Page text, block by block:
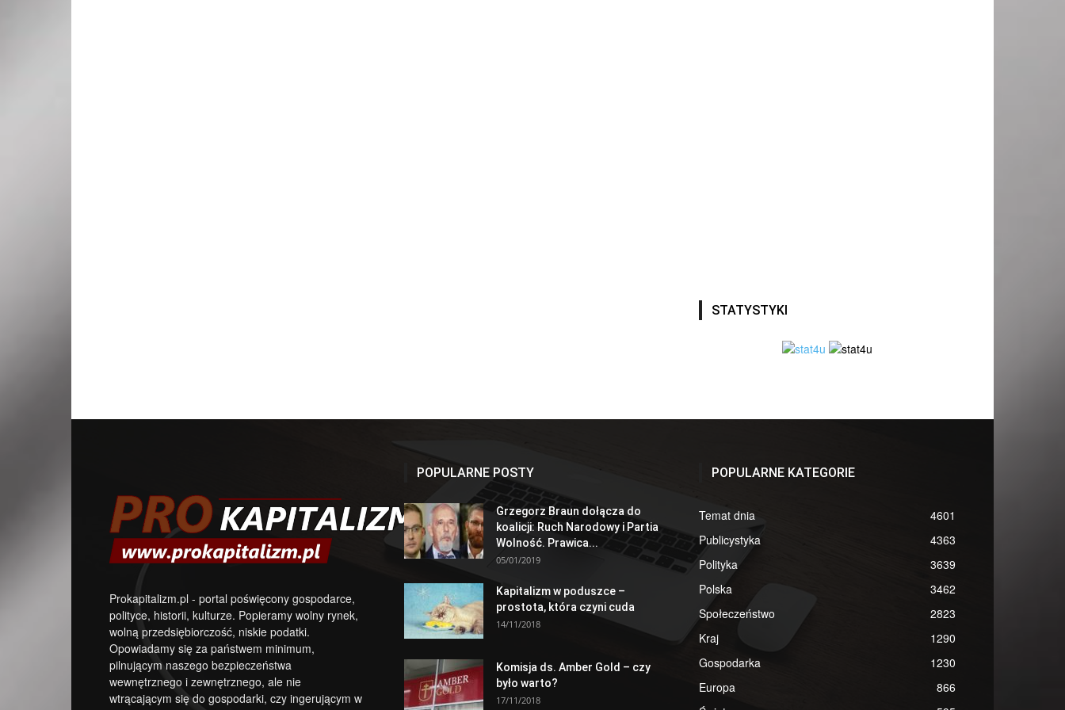
STATYSTYKI
Prokapitalizm.pl - portal poświęcony gospodarce,
polityce, historii, kulturze. Popieramy wolny rynek,
wolną przedsiębiorczość, niskie podatki.
Opowiadamy się za państwem minimum,
pilnującym naszego bezpieczeństwa
wewnętrznego i zewnętrznego, ale nie
wtrącającym się do gospodarki, czy ingerującym w
POPULARNE POSTY
Grzegorz Braun dołącza do
koalicji: Ruch Narodowy i Partia
Wolność. Prawica...
05/01/2019
Kapitalizm w poduszce –
prostota, która czyni cuda
14/11/2018
Komisja ds. Amber Gold – czy
było warto?
17/11/2018
POPULARNE KATEGORIE
Temat dnia
4601
Publicystyka
4363
Polityka
3639
Polska
3462
Społeczeństwo
2823
Kraj
1290
Gospodarka
1230
Europa
866